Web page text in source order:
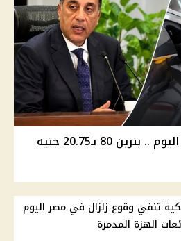
أسعار الوقود في مصر اليوم .. بنزين 80 بـ20.75 جنيه
تنفي وقوع زلزال في مصر اليوم
الهزة المدمرة